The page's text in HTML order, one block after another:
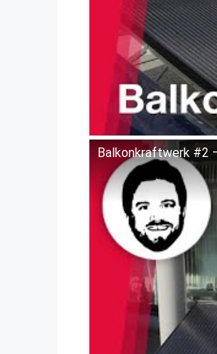
Balkonkraftwerk #2
Dieses Video auf